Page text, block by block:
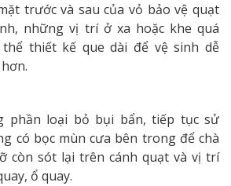
trước và sau của vỏ bảo vệ quạt
những vị trí ở xa hoặc khe quá
thiết kế que dài để vệ sinh dễ
phần loại bỏ bụi bẩn, tiếp tục sử
có bọc mùn cưa bên trong để chà
còn sót lại trên cánh quạt và vị trí
ổ quay.